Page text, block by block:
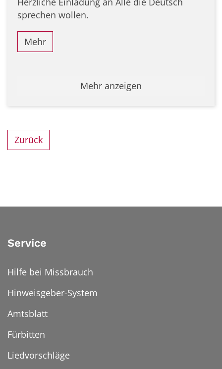
sprechen wollen.
Mehr
Mehr anzeigen
Zurück
Service
Hilfe bei Missbrauch
Hinweisgeber-System
Amtsblatt
Fürbitten
Liedvorschläge